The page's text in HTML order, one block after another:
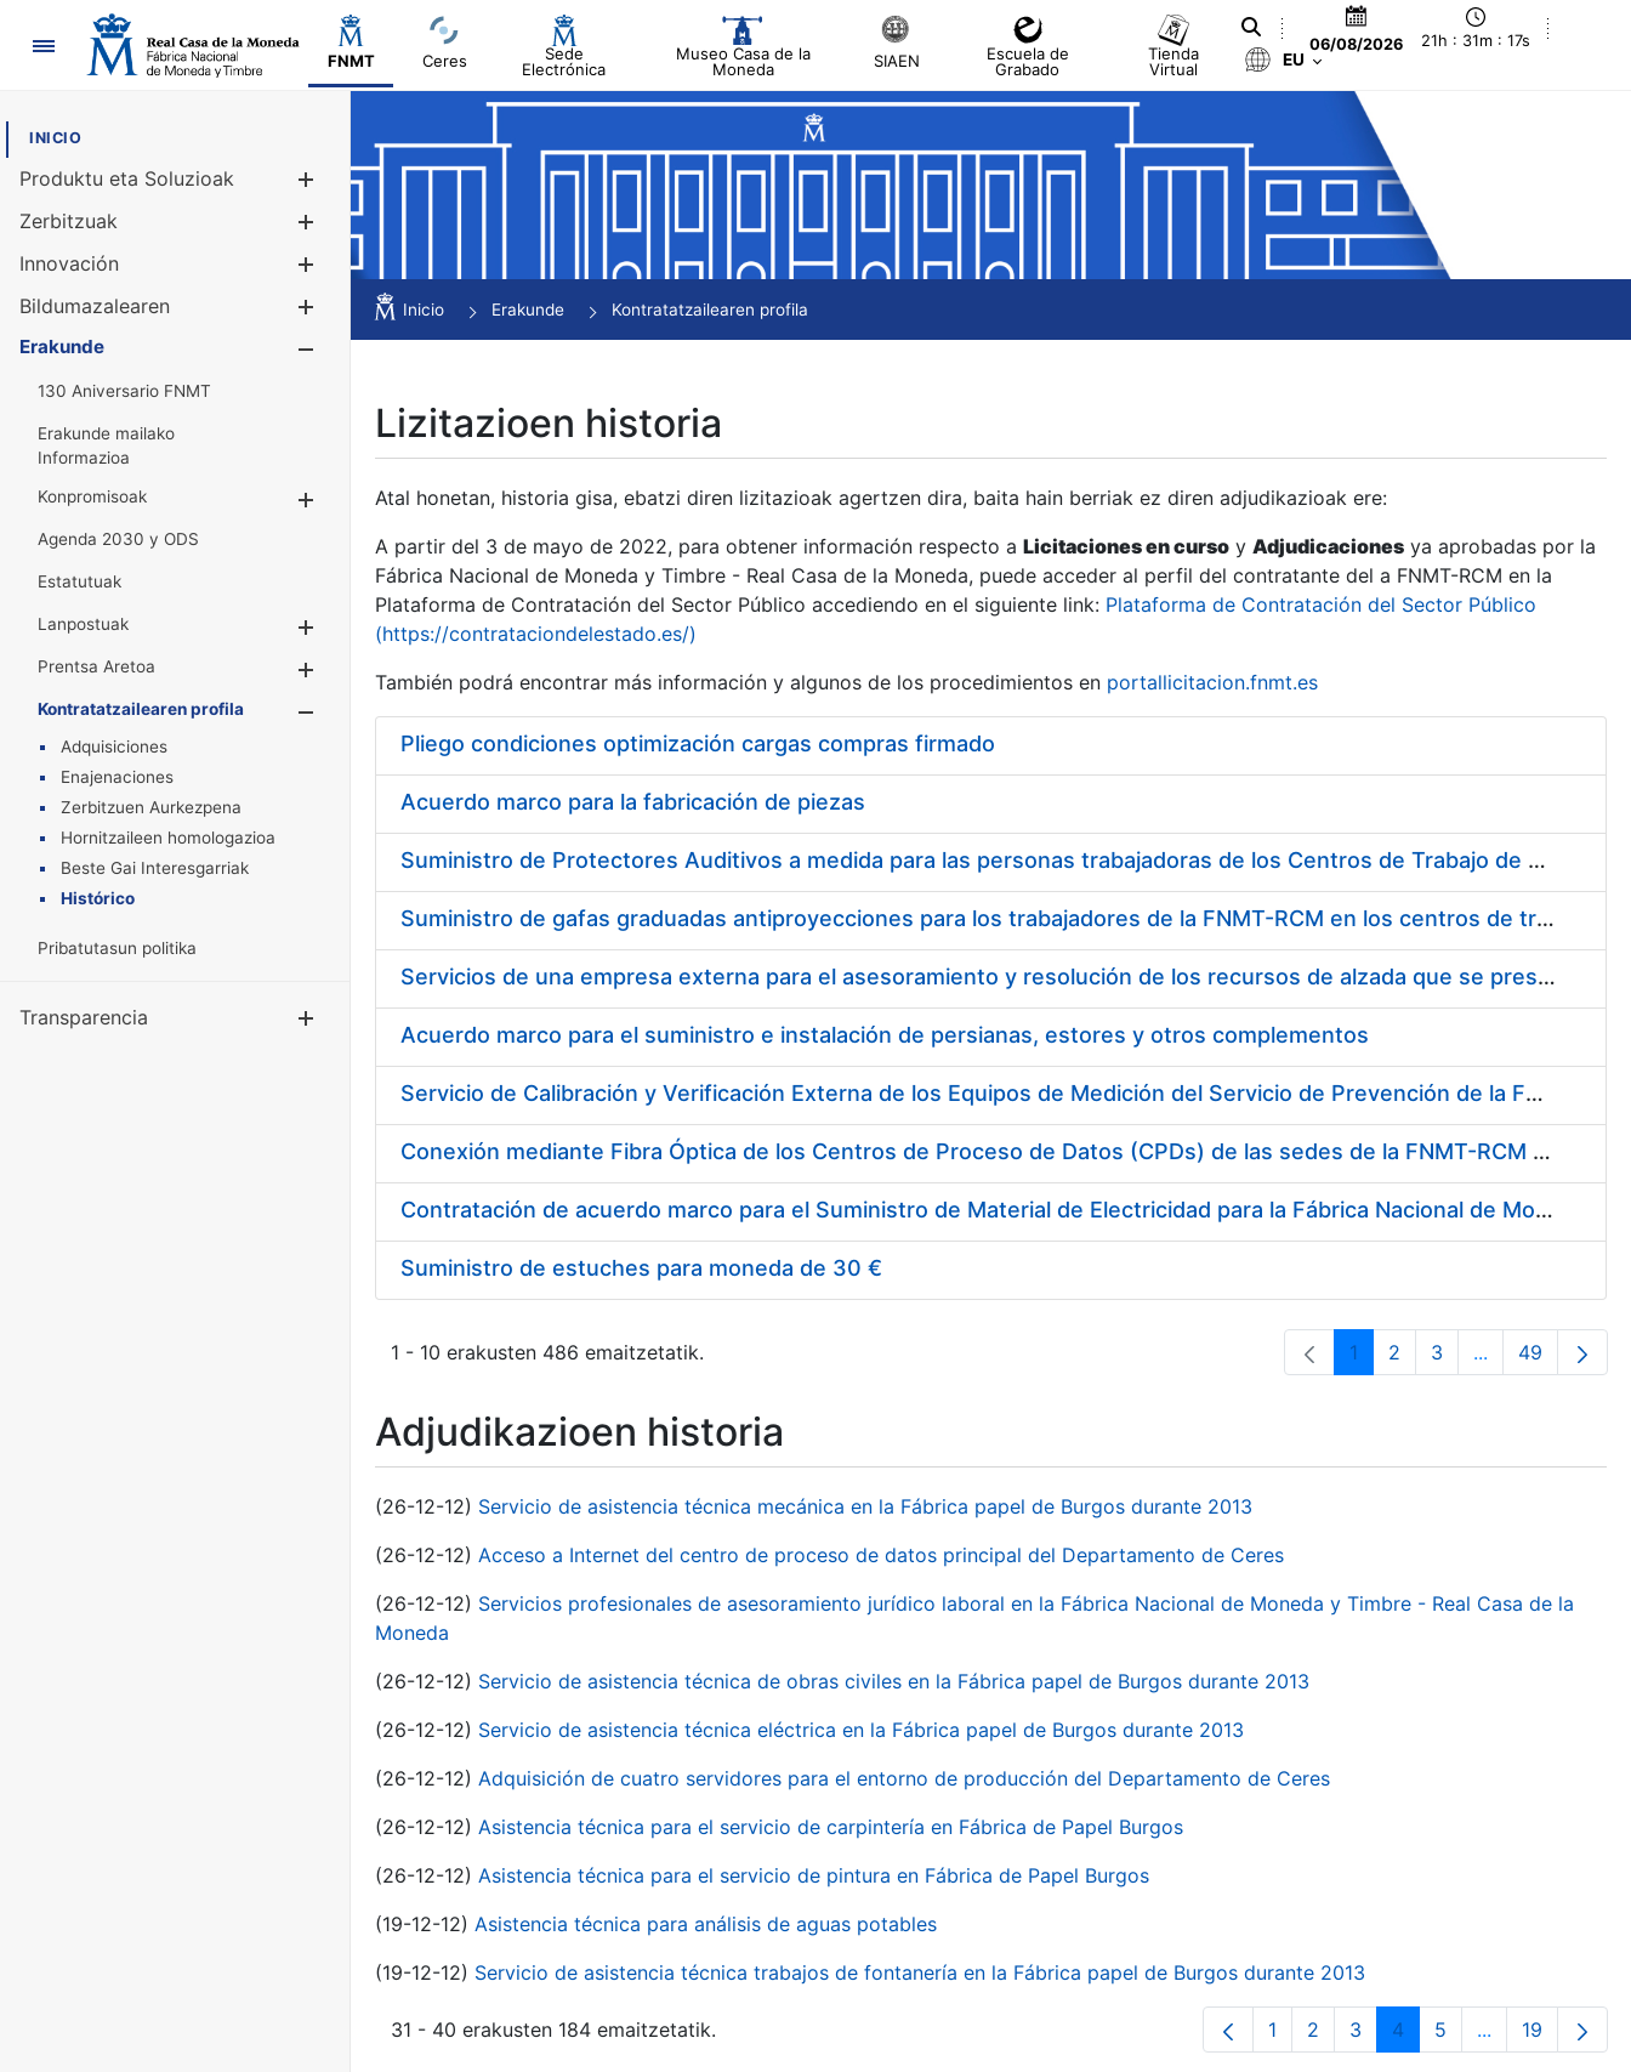
Nabigazioa
FNMT Ceres
Sede
Electrónica
Museo Casa de la
Moneda
SIAEN
Escuela de
Grabado
Tienda
Virtual
06/08/2026 21h : 31m : 17s
EU
INICIO
Produktu eta Soluzioak
Erakutsi/Ezkutatu
Zerbitzuak
Innovación
Bildumazalearen
Erakutsi/Ezkutatu
Erakunde
130 Aniversario FNMT
Erakunde mailako
Informazioa
Konpromisoak
Erakutsi/Ezkutatu
Agenda 2030 y ODS
Estatutuak
Lanpostuak
Erakutsi/Ezkutatu
Prentsa Aretoa
Erakutsi/Ezkutatu
Kontratatzailearen profila
Erakutsi/Ezkutatu
Adquisiciones
Enajenaciones
Zerbitzuen Aurkezpena
Hornitzaileen homologazioa
Beste Gai Interesgarriak
Histórico
Pribatutasun politika
Transparencia Erakutsi/Ezkutatu
Inicio Erakunde Kontratatzailearen profila
Lizitazioen historia
Atal honetan, historia gisa, ebatzi diren lizitazioak agertzen dira, baita hain berriak ez diren adjudikazioak ere:
A partir del 3 de mayo de 2022, para obtener información respecto a Licitaciones en curso y Adjudicaciones ya aprobadas por la
Fábrica Nacional de Moneda y Timbre - Real Casa de la Moneda, puede acceder al perfil del contratante del a FNMT-RCM en la
Plataforma de Contratación del Sector Público accediendo en el siguiente link: Plataforma de Contratación del Sector Público
(https://contrataciondelestado.es/)
También podrá encontrar más información y algunos de los procedimientos en portallicitacion.fnmt.es
Pliego condiciones optimización cargas compras firmado
Acuerdo marco para la fabricación de piezas
Suministro de Protectores Auditivos a medida para las personas trabajadoras de los Centros de Trabajo de Madrid y Burgos
Suministro de gafas graduadas antiproyecciones para los trabajadores de la FNMT-RCM en los centros de trabajo de Madrid y Burgos
Servicios de una empresa externa para el asesoramiento y resolución de los recursos de alzada que se presentan relacionados con procesos de selección para la FNMT-RCM
Acuerdo marco para el suministro e instalación de persianas, estores y otros complementos
Servicio de Calibración y Verificación Externa de los Equipos de Medición del Servicio de Prevención de la FNMT-RCM
Conexión mediante Fibra Óptica de los Centros de Proceso de Datos (CPDs) de las sedes de la FNMT-RCM de Burgos y Madrid
Contratación de acuerdo marco para el Suministro de Material de Electricidad para la Fábrica Nacional de Moneda y Timbre-Real Casa de la Moneda en su centro de trabajo de Burgos
Suministro de estuches para moneda de 30 €
1 - 10 erakusten 486 emaitzetatik. Orrialdea
1 Orrialdea
2 Orrialdea
3 ...Intermediate
Orrialdea
49
Adjudikazioen historia
(26-12-12) Servicio de asistencia técnica mecánica en la Fábrica papel de Burgos durante 2013
(26-12-12) Acceso a Internet del centro de proceso de datos principal del Departamento de Ceres
(26-12-12) Servicios profesionales de asesoramiento jurídico laboral en la Fábrica Nacional de Moneda y Timbre - Real Casa de la
Moneda
(26-12-12) Servicio de asistencia técnica de obras civiles en la Fábrica papel de Burgos durante 2013
(26-12-12) Servicio de asistencia técnica eléctrica en la Fábrica papel de Burgos durante 2013
(26-12-12) Adquisición de cuatro servidores para el entorno de producción del Departamento de Ceres
(26-12-12) Asistencia técnica para el servicio de carpintería en Fábrica de Papel Burgos
(26-12-12) Asistencia técnica para el servicio de pintura en Fábrica de Papel Burgos
(19-12-12) Asistencia técnica para análisis de aguas potables
(19-12-12) Servicio de asistencia técnica trabajos de fontanería en la Fábrica papel de Burgos durante 2013
31 - 40 erakusten 184 emaitzetatik. Orrialdea
1 Orrialdea
2 Orrialdea
3 Orrialdea
4 Orrialdea
5 ...Intermediate
Orrialdea
19